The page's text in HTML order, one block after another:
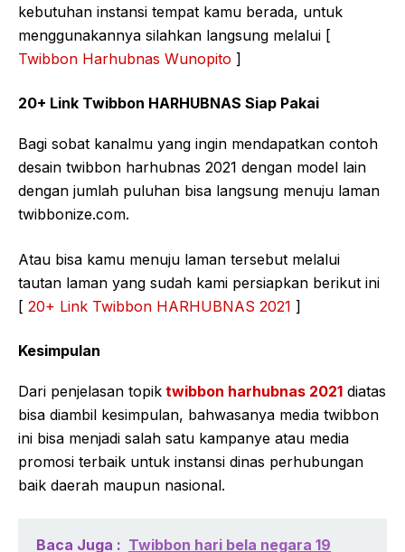
kebutuhan instansi tempat kamu berada, untuk
menggunakannya silahkan langsung melalui [
Twibbon Harhubnas Wunopito ]
20+ Link Twibbon HARHUBNAS Siap Pakai
Bagi sobat kanalmu yang ingin mendapatkan contoh
desain twibbon harhubnas 2021 dengan model lain
dengan jumlah puluhan bisa langsung menuju laman
twibbonize.com.
Atau bisa kamu menuju laman tersebut melalui
tautan laman yang sudah kami persiapkan berikut ini
[ 20+ Link Twibbon HARHUBNAS 2021 ]
Kesimpulan
Dari penjelasan topik twibbon harhubnas 2021 diatas
bisa diambil kesimpulan, bahwasanya media twibbon
ini bisa menjadi salah satu kampanye atau media
promosi terbaik untuk instansi dinas perhubungan
baik daerah maupun nasional.
Baca Juga : Twibbon hari bela negara 19